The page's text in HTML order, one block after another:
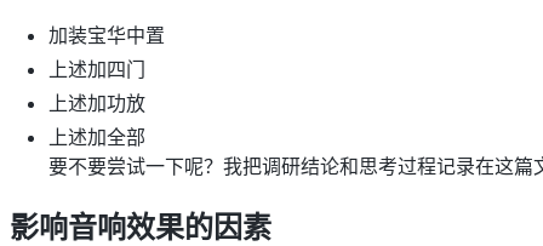
加装宝华中置
上述加四门
上述加功放
上述加全部
要不要尝试一下呢？我把调研结论和思考过程记录在这篇
影响音响效果的因素